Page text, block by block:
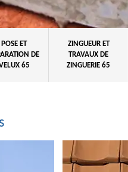
POSE ET
DE
65
ZINGUEUR ET
TRAVAUX DE
ZINGUERIE 65